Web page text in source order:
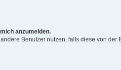
anzumelden.
Benutzer nutzen, falls diese von